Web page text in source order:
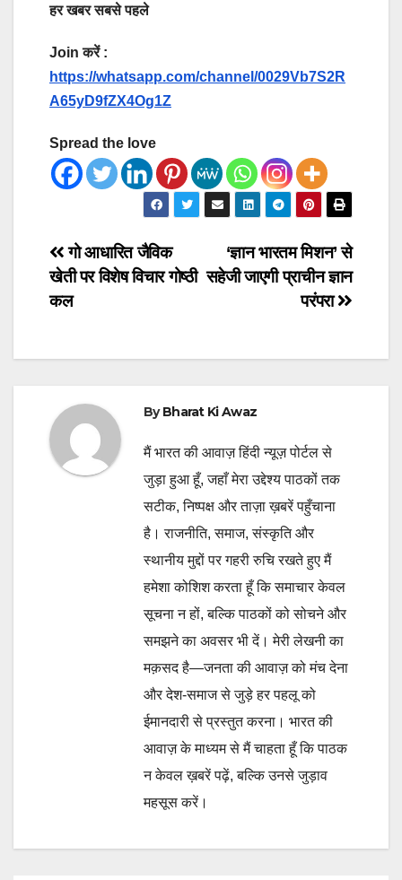
हर खबर सबसे पहले
Join करें :
https://whatsapp.com/channel/0029Vb7S2R
A65yD9fZX4Og1Z
Spread the love
Post
navigation
‘ज्ञान भारतम मिशन’ से
सहेजी जाएगी प्राचीन ज्ञान
परंपरा
गो आधारित जैविक
खेती पर विशेष विचार गोष्ठी
कल
ByBharat Ki Awaz
मैं भारत की आवाज़ हिंदी न्यूज़ पोर्टल से
जुड़ा हुआ हूँ, जहाँ मेरा उद्देश्य पाठकों तक
सटीक, निष्पक्ष और ताज़ा ख़बरें पहुँचाना
है। राजनीति, समाज, संस्कृति और
स्थानीय मुद्दों पर गहरी रुचि रखते हुए मैं
हमेशा कोशिश करता हूँ कि समाचार केवल
सूचना न हों, बल्कि पाठकों को सोचने और
समझने का अवसर भी दें। मेरी लेखनी का
मक़सद है—जनता की आवाज़ को मंच देना
और देश-समाज से जुड़े हर पहलू को
ईमानदारी से प्रस्तुत करना। भारत की
आवाज़ के माध्यम से मैं चाहता हूँ कि पाठक
न केवल ख़बरें पढ़ें, बल्कि उनसे जुड़ाव
महसूस करें।